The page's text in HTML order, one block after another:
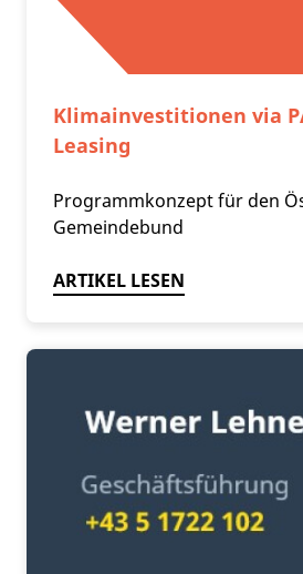
Klimainvestitionen via
Leasing
Programmkonzept für den
Gemeindebund
ARTIKEL LESEN